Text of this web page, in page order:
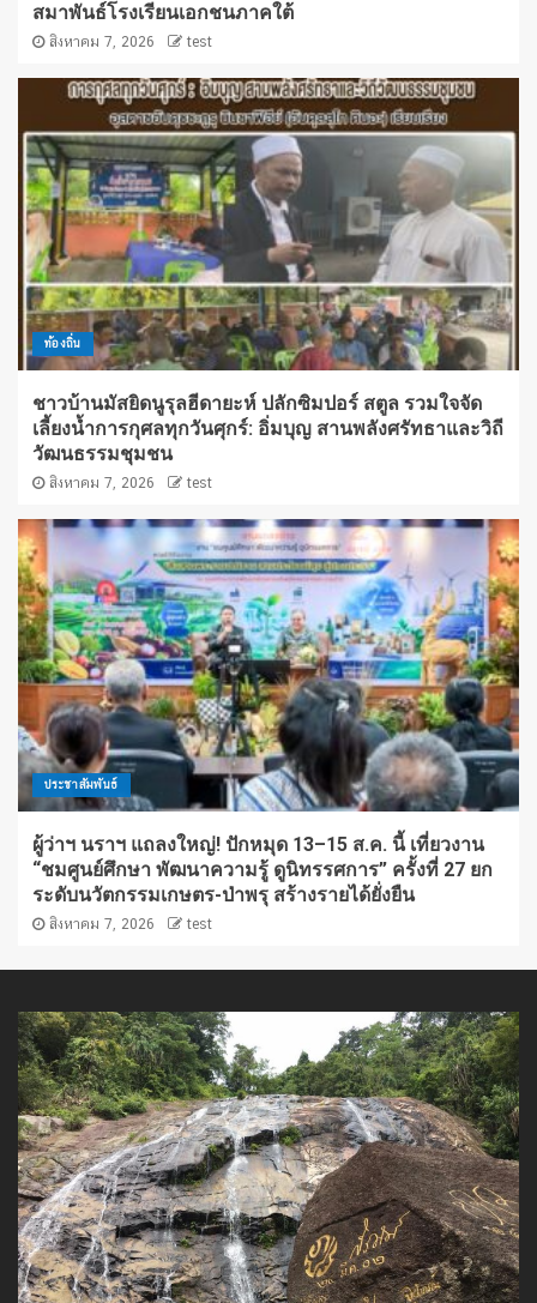
สมาพันธ์โรงเรียนเอกชนภาคใต้
สิงหาคม 7, 2026 test
ท้องถิ่น
ชาวบ้านมัสยิดนูรุลฮีดายะห์ ปลักซิมปอร์ สตูล รวมใจจัด
เลี้ยงน้ำการกุศลทุกวันศุกร์: อิ่มบุญ สานพลังศรัทธาและวิถี
วัฒนธรรมชุมชน
สิงหาคม 7, 2026 test
ประชาสัมพันธ์
ผู้ว่าฯ นราฯ แถลงใหญ่! ปักหมุด 13–15 ส.ค. นี้ เที่ยวงาน
“ชมศูนย์ศึกษา พัฒนาความรู้ ดูนิทรรศการ” ครั้งที่ 27 ยก
ระดับนวัตกรรมเกษตร-ป่าพรุ สร้างรายได้ยั่งยืน
สิงหาคม 7, 2026 test